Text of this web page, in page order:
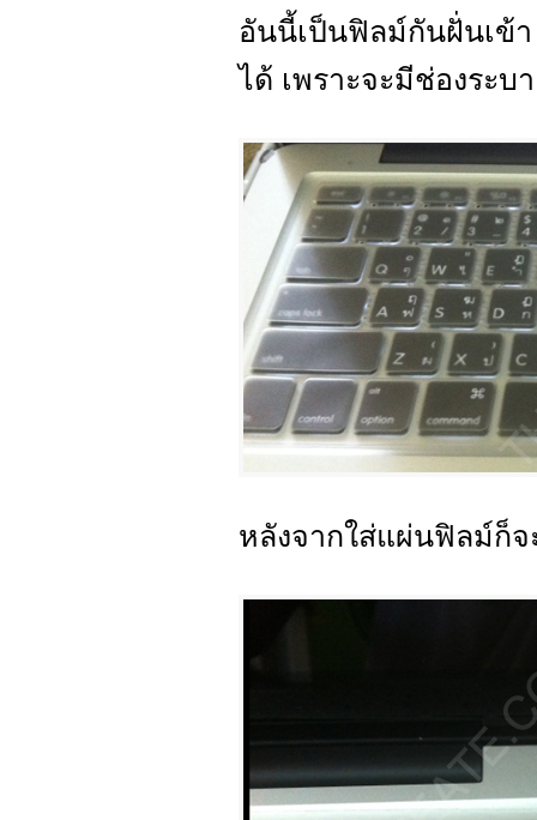
อันนี้เป็นฟิลม์กันฝั่นเข้
ได้ เพราะจะมีช่องระบ
หลังจากใส่แผ่นฟิลม์ก็จ